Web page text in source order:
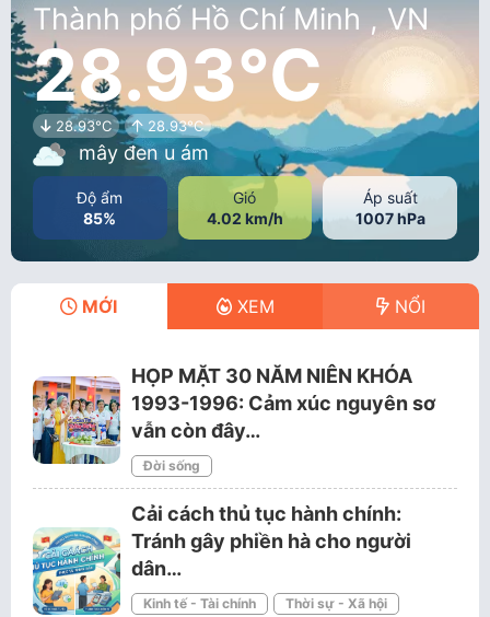
Thành phố Hồ Chí Minh , VN
28.93°C
28.93°C 28.93°C
mây đen u ám
Độ ẩm
85%
Gió
4.02 km/h
Áp suất
1007 hPa
MỚI XEM NỔI
HỌP MẶT 30 NĂM NIÊN KHÓA
1993-1996: Cảm xúc nguyên sơ
vẫn còn đây…
Đời sống
Cải cách thủ tục hành chính:
Tránh gây phiền hà cho người
dân…
Kinh tế - Tài chính
Thời sự - Xã hội